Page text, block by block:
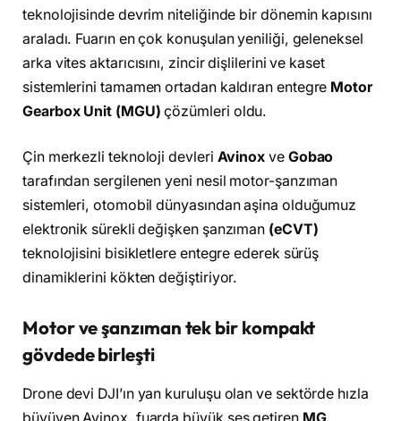
teknolojisinde devrim niteliğinde bir dönemin kapısını
araladı. Fuarın en çok konuşulan yeniliği, geleneksel
arka vites aktarıcısını, zincir dişlilerini ve kaset
sistemlerini tamamen ortadan kaldıran entegre Motor
Gearbox Unit (MGU) çözümleri oldu.
Çin merkezli teknoloji devleri Avinox ve Gobao
tarafından sergilenen yeni nesil motor-şanzıman
sistemleri, otomobil dünyasından aşina olduğumuz
elektronik sürekli değişken şanzıman (eCVT)
teknolojisini bisikletlere entegre ederek sürüş
dinamiklerini kökten değiştiriyor.
Motor ve şanzıman tek bir kompakt
gövdede birleşti
Drone devi DJI’ın yan kuruluşu olan ve sektörde hızla